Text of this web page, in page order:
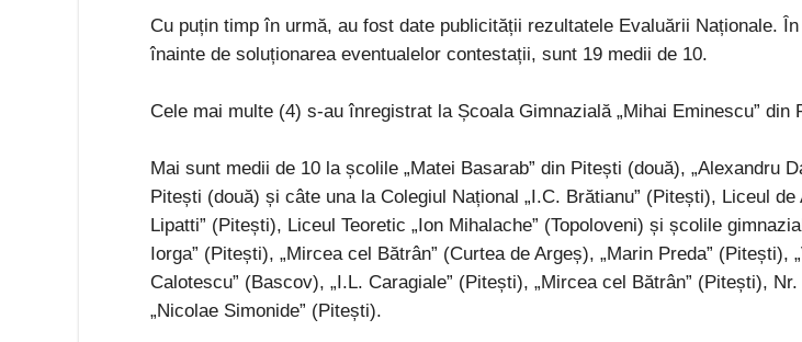
Cu puțin timp în urmă, au fost date publicității rezultatele Evaluării Naționale.
înainte de soluționarea eventualelor contestații, sunt 19 medii de 10.
Cele mai multe (4) s-au înregistrat la Școala Gimnazială „Mihai Eminescu” din
Mai sunt medii de 10 la școlile „Matei Basarab” din Pitești (două), „Alexandru
Pitești (două) și câte una la Colegiul Național „I.C. Brătianu” (Pitești), Liceul de
Lipatti” (Pitești), Liceul Teoretic „Ion Mihalache” (Topoloveni) și școlile
Iorga” (Pitești), „Mircea cel Bătrân” (Curtea de Argeș), „Marin Preda” (Pitești),
Calotescu” (Bascov), „I.L. Caragiale” (Pitești), „Mircea cel Bătrân” (Pitești),
„Nicolae Simonide” (Pitești).